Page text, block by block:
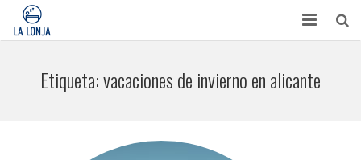
Etiqueta:vacaciones de invierno en alicante